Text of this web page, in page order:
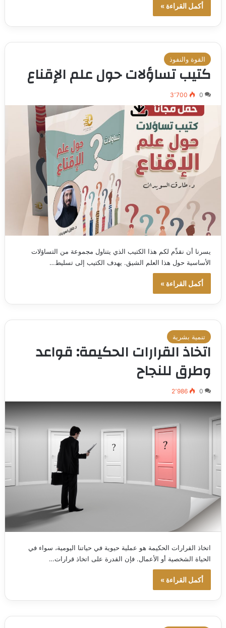
أكمل القراءة »
القوة والنفوذ
كتيب تساؤلات حول علم الإقناع
0 3٬700
يسرنا أن نقدِّم لكم هذا الكتيب الذي يتناول مجموعة من التساؤلات
الأساسية حول هذا العلم الشيق. يهدف الكتيب إلى تسليط…
أكمل القراءة »
تنمية بشرية
اتخاذ القرارات الحكيمة: قواعد
وطرق للنجاح
0 2٬986
اتخاذ القرارات الحكيمة هو عملية حيوية في حياتنا اليومية، سواء في
الحياة الشخصية أو الأعمال. فإن القدرة على اتخاذ قرارات…
أكمل القراءة »